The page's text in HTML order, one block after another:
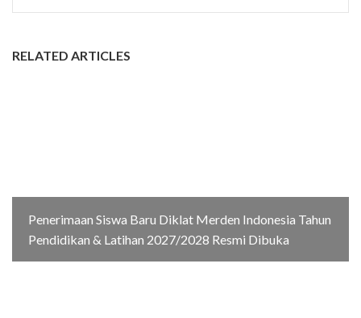
RELATED ARTICLES
Penerimaan Siswa Baru Diklat Merden Indonesia Tahun
Pendidikan & Latihan 2027/2028 Resmi Dibuka